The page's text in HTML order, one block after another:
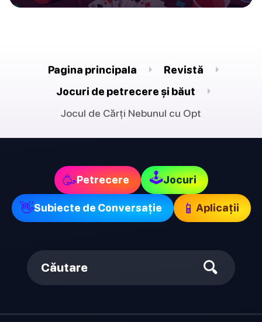
Pagina principala
Revistă
Jocuri de petrecere și băut
Jocul de Cărți Nebunul cu Opt
🥳Petrecere 🕹Jocuri
👋Subiecte de Conversație 📱 Aplicații
Căutare